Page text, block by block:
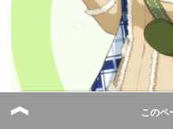
このペ